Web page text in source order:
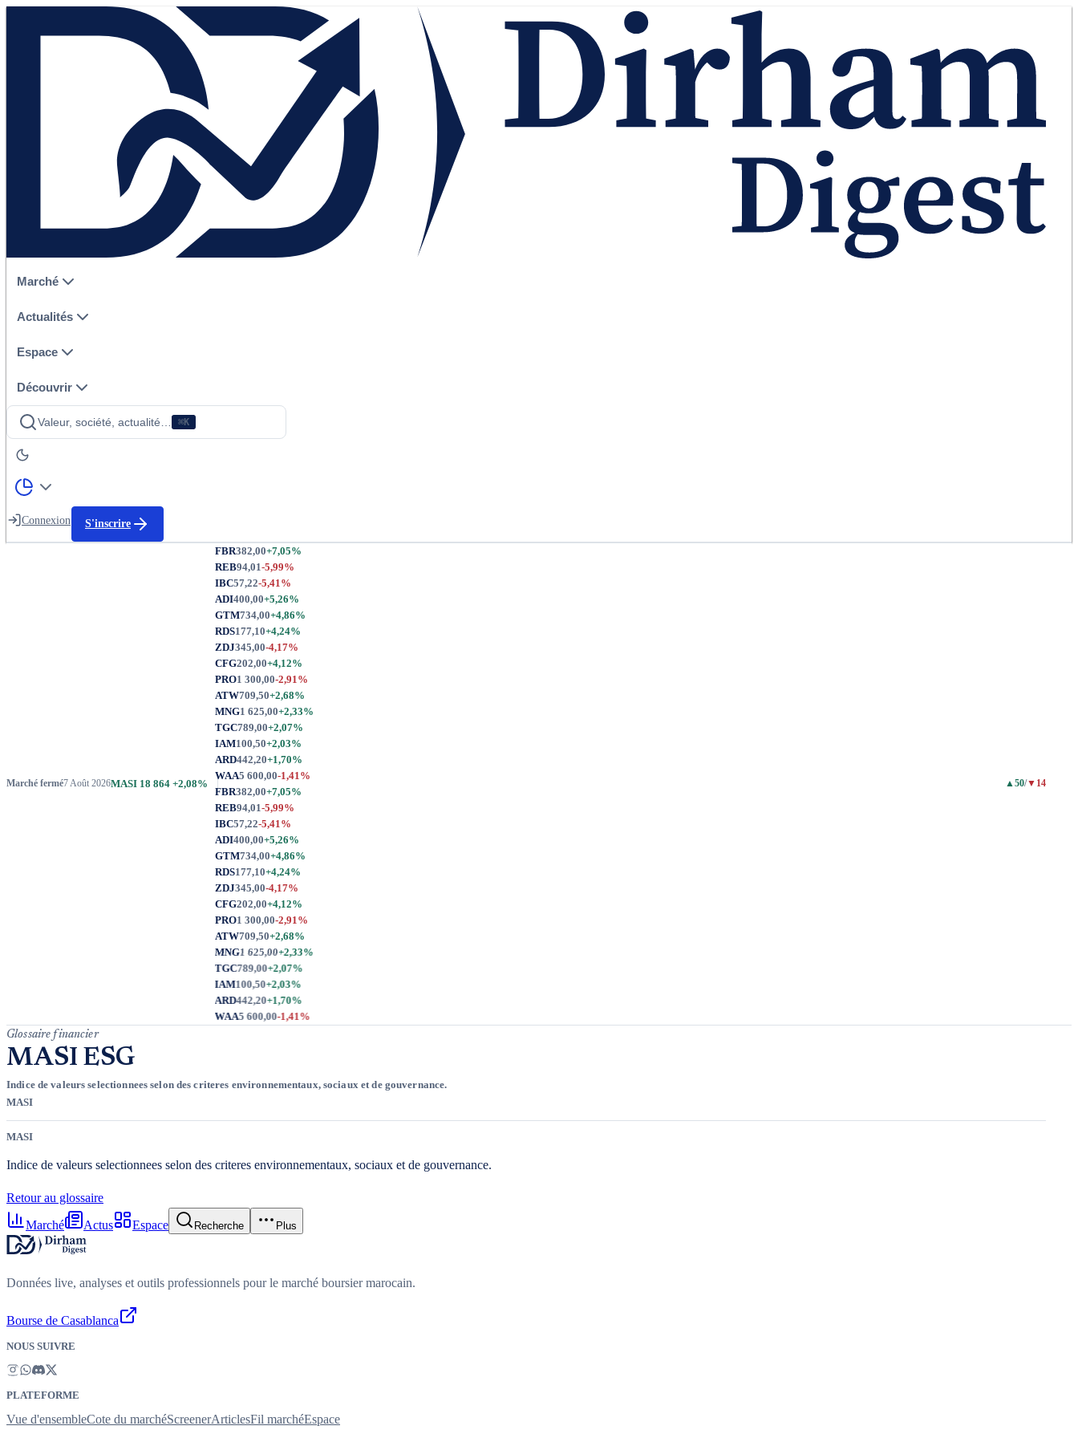
Marché
Actualités
Espace
Découvrir
Valeur, société, actualité… ⌘K
Connexion S'inscrire
Marché fermé7 Août 2026MASI 18 864 +2,08%
FBR382,00+7,05%
REB94,01-5,99%
IBC57,22-5,41%
ADI400,00+5,26%
GTM734,00+4,86%
RDS177,10+4,24%
ZDJ345,00-4,17%
CFG202,00+4,12%
PRO1 300,00-2,91%
ATW709,50+2,68%
MNG1 625,00+2,33%
TGC789,00+2,07%
IAM100,50+2,03%
ARD442,20+1,70%
WAA5 600,00-1,41%
▲50/▼ 14
Glossaire financier
MASI ESG
Indice de valeurs selectionnees selon des criteres environnementaux, sociaux et de gouvernance.
MASI
MASI
Indice de valeurs selectionnees selon des criteres environnementaux, sociaux et de gouvernance.
Retour au glossaire
Marché
Actus Espace Recherche Plus
Données live, analyses et outils professionnels pour le marché boursier marocain.
Bourse de Casablanca
NOUS SUIVRE
PLATEFORME
Vue d'ensembleCote du marchéScreenerArticlesFil marchéEspace